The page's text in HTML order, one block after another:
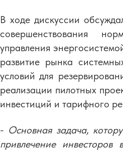
В ходе дискуссии
совершенствования
управления
развитие рынка
условий для
реализации пилотных
инвестиций и тарифного
- Основная задача,
привлечение